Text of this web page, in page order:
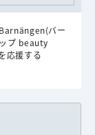
バー
プ beauty
応援する